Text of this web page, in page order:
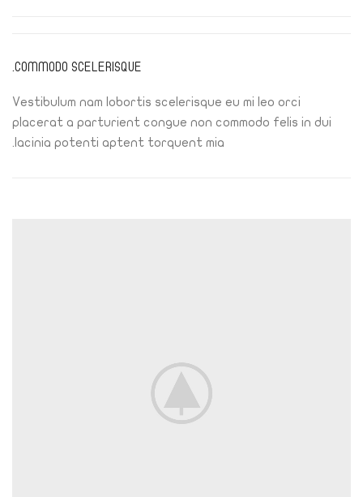
COMMODO SCELERISQUE.
Vestibulum nam lobortis scelerisque eu mi leo orci
placerat a parturient congue non commodo felis in dui
lacinia potenti aptent torquent mia.